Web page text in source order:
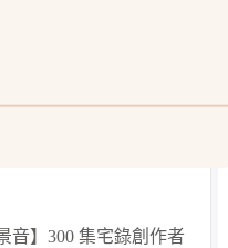
音】300 集宅錄創作者